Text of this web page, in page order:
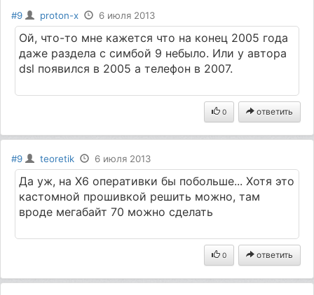
#9 proton-x 6 июля 2013
Ой, что-то мне кажется что на конец 2005 года
даже раздела с симбой 9 небыло. Или у автора
dsl появился в 2005 а телефон в 2007.
0 ответить
#9 teoretik 6 июля 2013
Да уж, на Х6 оперативки бы побольше... Хотя это
кастомной прошивкой решить можно, там
вроде мегабайт 70 можно сделать
0 ответить